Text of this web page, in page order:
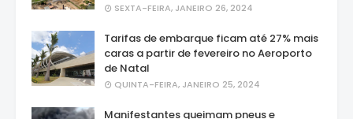
SEXTA-FEIRA, JANEIRO 26, 2024
Tarifas de embarque ficam até 27% mais
caras a partir de fevereiro no Aeroporto
de Natal
QUINTA-FEIRA, JANEIRO 25, 2024
Manifestantes queimam pneus e